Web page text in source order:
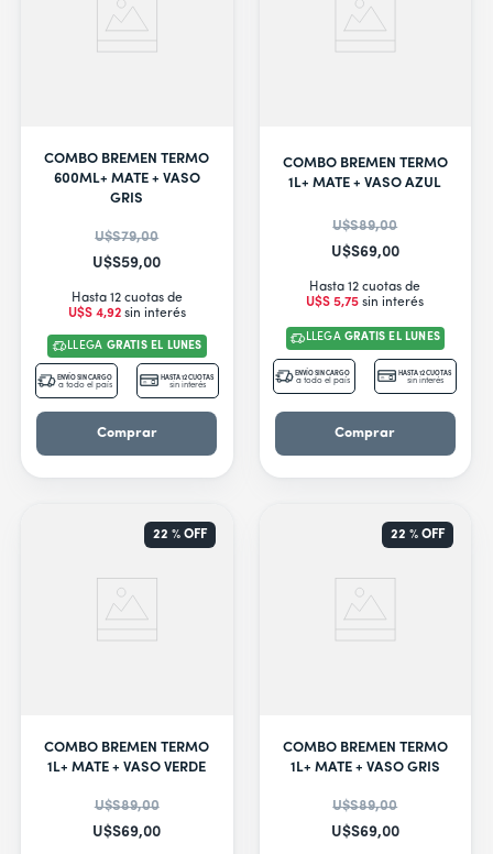
COMBO BREMEN TERMO
600ML+ MATE + VASO
GRIS
U$S79,00
U$S59,00
Hasta 12 cuotas de
U$S 4,92sin interés
LLEGA GRATIS EL LUNES
ENVÍO SIN CARGO
a todo el país
HASTA 12 CUOTAS
sin interés
Comprar
COMBO BREMEN TERMO
1L+ MATE + VASO AZUL
U$S89,00
U$S69,00
Hasta 12 cuotas de
U$S 5,75 sin interés
LLEGA GRATIS EL LUNES
ENVÍO SIN CARGO
a todo el país
HASTA 12 CUOTAS
sin interés
Comprar
COMBO BREMEN TERMO
1L+ MATE + VASO VERDE
U$S89,00
U$S69,00
22 %OFF
COMBO BREMEN TERMO
1L+ MATE + VASO GRIS
U$S89,00
U$S69,00
22 % OFF